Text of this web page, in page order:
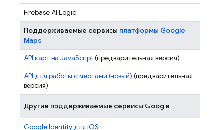
Firebase AI Logic
Поддерживаемые сервисы платформы Google
Maps
API карт на JavaScript(предварительная версия)
API для работы с местами (новый) (предварительная
версия)
Другие поддерживаемые сервисы Google
Google Identity для iOS